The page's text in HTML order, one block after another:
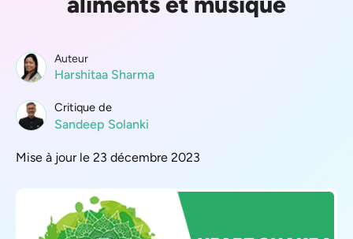
Auteur
Harshitaa Sharma
Critique de
Sandeep Solanki
Mise à jour le 23 décembre 2023